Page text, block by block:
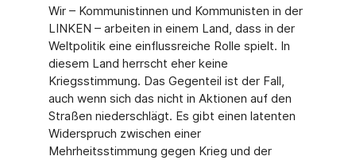
Wir – Kommunistinnen und Kommunisten in der
LINKEN – arbeiten in einem Land, dass in der
Weltpolitik eine einflussreiche Rolle spielt. In
diesem Land herrscht eher keine
Kriegsstimmung. Das Gegenteil ist der Fall,
auch wenn sich das nicht in Aktionen auf den
Straßen niederschlägt. Es gibt einen latenten
Widerspruch zwischen einer
Mehrheitsstimmung gegen Krieg und der